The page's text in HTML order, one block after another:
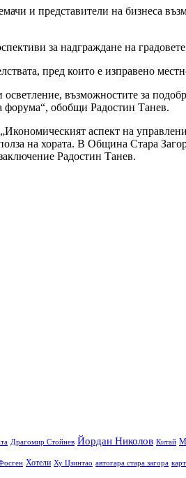
и представители на бизнеса
за надграждане на
пред които е изправено
възможностите за
форума“, обобщи Радостин Танев.
аспект на
на хората. В Община Стара
Радостин Танев.
Драгомир Стойнев Йордан Николов Китай
Хотели Ху Цзинтао автогара стара загора